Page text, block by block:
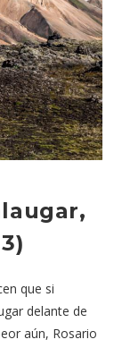
que si
delante de
aún, Rosario